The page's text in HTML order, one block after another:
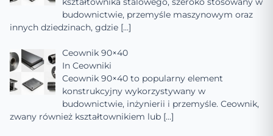
budownictwie, przemyśle maszynowym oraz
innych dziedzinach, gdzie […]
Ceownik 90×40
In Ceowniki
Ceownik 90×40 to popularny element
konstrukcyjny wykorzystywany w
budownictwie, inżynierii i przemyśle. Ceownik,
zwany również kształtownikiem lub […]